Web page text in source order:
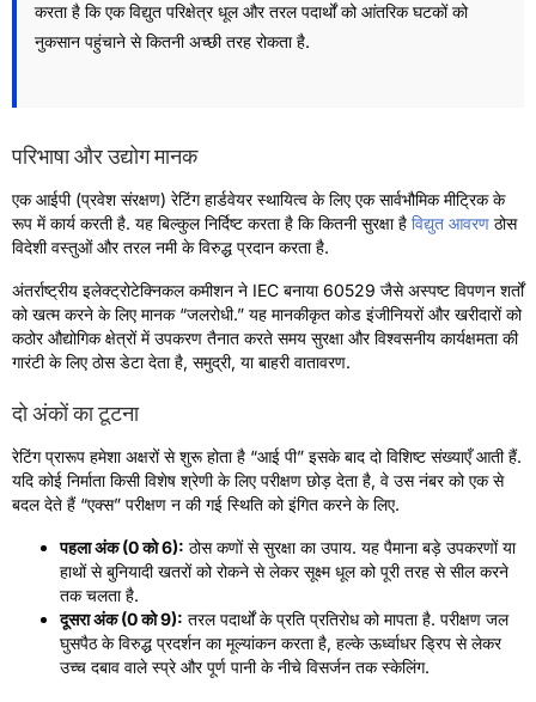
करता है कि एक विद्युत परिक्षेत्र धूल और तरल पदार्थों को आंतरिक घटकों को
नुकसान पहुंचाने से कितनी अच्छी तरह रोकता है.
परिभाषा और उद्योग मानक
एक आईपी (प्रवेश संरक्षण) रेटिंग हार्डवेयर स्थायित्व के लिए एक सार्वभौमिक मीट्रिक के
रूप में कार्य करती है. यह बिल्कुल निर्दिष्ट करता है कि कितनी सुरक्षा है विद्युत आवरण ठोस
विदेशी वस्तुओं और तरल नमी के विरुद्ध प्रदान करता है.
अंतर्राष्ट्रीय इलेक्ट्रोटेक्निकल कमीशन ने IEC बनाया 60529 जैसे अस्पष्ट विपणन शर्तों
को खत्म करने के लिए मानक “जलरोधी.” यह मानकीकृत कोड इंजीनियरों और खरीदारों को
कठोर औद्योगिक क्षेत्रों में उपकरण तैनात करते समय सुरक्षा और विश्वसनीय कार्यक्षमता की
गारंटी के लिए ठोस डेटा देता है, समुद्री, या बाहरी वातावरण.
दो अंकों का टूटना
रेटिंग प्रारूप हमेशा अक्षरों से शुरू होता है “आई पी” इसके बाद दो विशिष्ट संख्याएँ आती हैं.
यदि कोई निर्माता किसी विशेष श्रेणी के लिए परीक्षण छोड़ देता है, वे उस नंबर को एक से
बदल देते हैं “एक्स” परीक्षण न की गई स्थिति को इंगित करने के लिए.
पहला अंक (0 को 6): ठोस कणों से सुरक्षा का उपाय. यह पैमाना बड़े उपकरणों या
हाथों से बुनियादी खतरों को रोकने से लेकर सूक्ष्म धूल को पूरी तरह से सील करने
तक चलता है.
दूसरा अंक (0 को 9): तरल पदार्थों के प्रति प्रतिरोध को मापता है. परीक्षण जल
घुसपैठ के विरुद्ध प्रदर्शन का मूल्यांकन करता है, हल्के ऊर्ध्वाधर ड्रिप से लेकर
उच्च दबाव वाले स्प्रे और पूर्ण पानी के नीचे विसर्जन तक स्केलिंग.